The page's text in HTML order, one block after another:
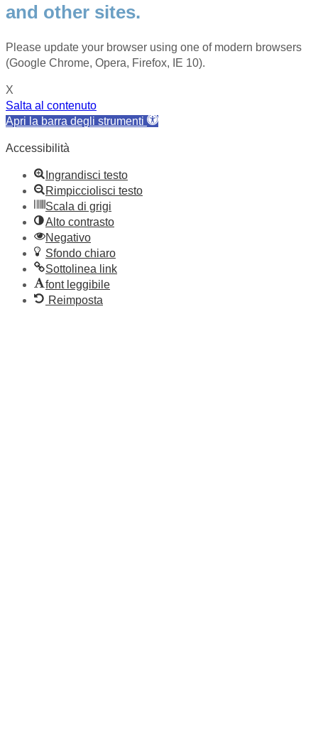
and other sites.
Please update your browser using one of modern browsers
(Google Chrome, Opera, Firefox, IE 10).
X
Salta al contenuto
Apri la barra degli strumenti
Accessibilità
Ingrandisci testo
Rimpicciolisci testo
Scala di grigi
Alto contrasto
Negativo
Sfondo chiaro
Sottolinea link
font leggibile
Reimposta